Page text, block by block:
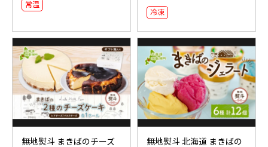
常温
冷凍
無地熨斗 まきばのチーズ
無地熨斗 北海道 まきばの